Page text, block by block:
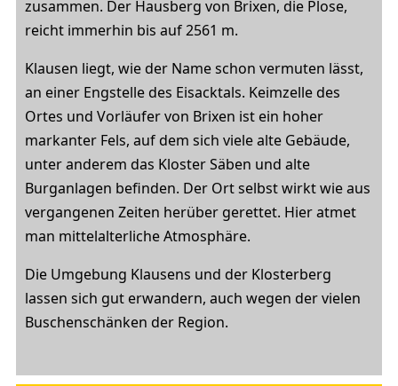
zusammen. Der Hausberg von Brixen, die Plose,
reicht immerhin bis auf 2561 m.
Klausen liegt, wie der Name schon vermuten lässt,
an einer Engstelle des Eisacktals. Keimzelle des
Ortes und Vorläufer von Brixen ist ein hoher
markanter Fels, auf dem sich viele alte Gebäude,
unter anderem das Kloster Säben und alte
Burganlagen befinden. Der Ort selbst wirkt wie aus
vergangenen Zeiten herüber gerettet. Hier atmet
man mittelalterliche Atmosphäre.
Die Umgebung Klausens und der Klosterberg
lassen sich gut erwandern, auch wegen der vielen
Buschenschänken der Region.